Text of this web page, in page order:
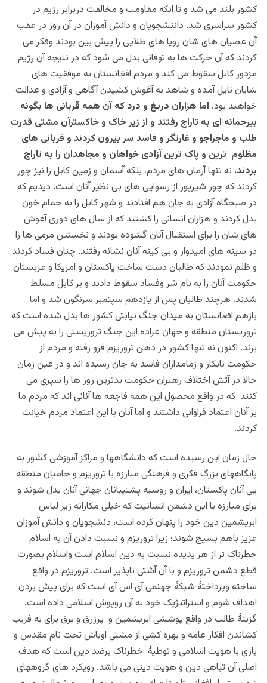
کشور بلند می شد و تا انکه مقاومت و مخالفت دربرابر رژیم در
کشور سراسری شد. داننشجویان و دانش آموزان در آن روز در عقب
آن عصیان های شان رویا های طلایی را پیش بین بودند وفکر می
کردند که آن حرکت ها به توفانی بدل می شود که در نتیجه آن رژیم
مزدور کابل سقوط می کند و مردم افغانستان به موفقیت های
شایان نایل آمده و شاهد به آغوش کشیدن آگاهی و آزادی و عدالت
خواهند بود. اما هزاران دریغ و درد که آن همه قربانی ها بگونه
بیرحمانه ای به تاراج رفتند و از زیر خاک و خاکسترآن مشتی قدرت
طلب و ماجراجو و غارتگر و فاسد سر بیرون کردند و قربانی های
مظلوم ترین و پاک ترین آزادی خواهان و مجاهدان را به تاراج
بردند. نه تنها آرمان های مردم، بلکه آسمان و زمین کابل را نیز چور
کردند که چور شیرپور از رسوایی های بی نظیر آنان است. دیدیم که
در صبحگاه آزادی به جان هم افتادند و شهر کابل را به حمام خون
بدل کردند و هزاران انسانی را کشتند که از سال های دوری آغوش
های شان را برای استقبال آنان گشوده بودند و نخستین مرمی ها را
در سینه های امیدوار و بی کینه آنان نشانه رفتند. چنان فساد کردند
و ظلم نمودند که طالبان دست ساخت پاکستان و امریکا و عربستان
حکومت آنان را به نام شر وفساد سقوط دادند و بر کابل مسلط
شدند. هرچند طالبان پس از یازدهم سپتمبر سرنگون شد و اما
بازهم افغانستان به میدان جنگ نیابتی کشور ها بدل شده است که
تروریستان منطقه و جهان عراده این جنگ تروریستی را به پیش می
برند. اکنون نه تنها کشور در دهن تروریزم فرو رفته و مردم از
حکومت نابکار و زمامداران فاسد به جان رسیده اند و در عین زمان
حالا در آتش اختلاف رهبران حکومت بدترین روز ها را سپری می
کنند که در واقع محصول این همه فاجعه ها آنانی اند که مردم ما
بر آنان اعتماد فراوانی داشتند و اما آنان با این اعتماد مردم خیانت
کردند.
حال زمان این رسیده است که دانشگاهها و مراکز آموزشی کشور به
پایگاههای بزرگ فکری و فرهنگی مبارزه با تروریزم و حامیان منطقه
یی آنان پاکستان، ایران و روسیه پشتیبانان جهانی آنان بدل شوند و
برای مبارزه با این دشمن انسانیت که خیلی مکارانه زیر لباس
ابریشمین دین خود را پنهان کرده است، دنشجویان و دانش آموزان
عزیز باهم بسیج شوند؛ زیرا تروریزم و نسبت دادن آن به اسلام
خطرناک تر از هر پدیده نسبت به دین اسلام است واسلام بصورت
قطع دشمن تروریزم و با آن آشتی ناپذیر است. تروریزم در واقع
ساخته وپرداختۀ شبکۀ جهنمی آی اس آی است که برای پیش بردن
اهداف شوم و استراتیژیک خود به آن روپوش اسلامی داده است.
گزینۀ طالب در واقع پوششی ابریشمین و پرزرق و برق برای به فریب
کشاندن افکار عامه و بهره کشی از مشتی اوباش تحت نام مقدس و
بازی با هویت اسلامی و توطیۀ خطرناک برضد دین است که هدف
اصلی آن تباهی دین و هویت دینی می باشد. رویکرد های گروههای